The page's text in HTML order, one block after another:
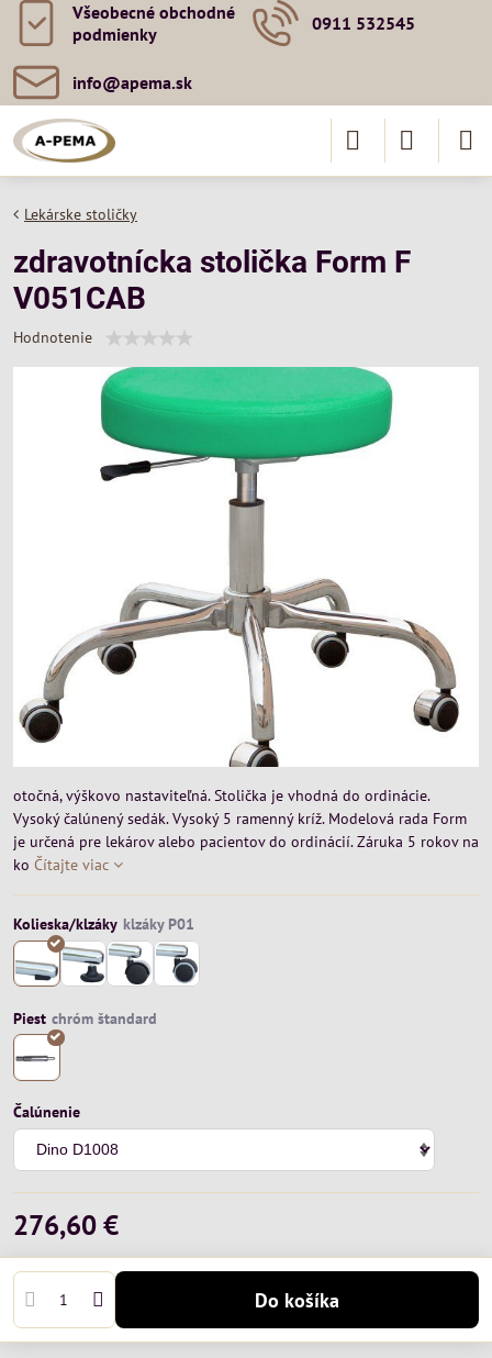
Všeobecné obchodné
podmienky
0911 532545
info​@apema​.sk
Lekárske stoličky
zdravotnícka stolička Form F
V051CAB
Hodnotenie
otočná, výškovo nastaviteľná. Stolička je vhodná do ordinácie.
Vysoký čalúnený sedák. Vysoký 5 ramenný kríž. Modelová rada Form
je určená pre lekárov alebo pacientov do ordinácií. Záruka 5 rokov na
ko Čítajte viac
Kolieska/klzáky
Piest
Čalúnenie
276,60 €
Do košíka